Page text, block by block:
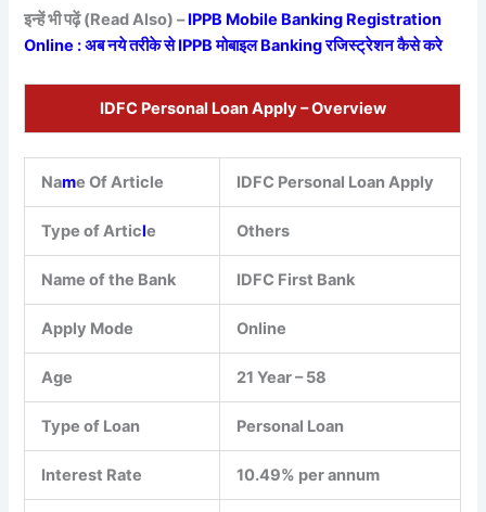
इन्हें भी पढ़ें (Read Also) –IPPB Mobile Banking Registration
Online : अब नये तरीके से IPPB मोबाइल Banking रजिस्ट्रेशन कैसे करे
IDFC Personal Loan Apply – Overview
Name Of Article IDFC Personal Loan Apply
Type of Article Others
Name of the Bank IDFC First Bank
Apply Mode Online
Age 21 Year – 58
Type of Loan Personal Loan
Interest Rate 10.49% per annum